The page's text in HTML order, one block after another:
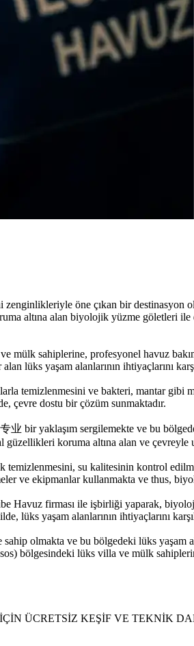
öne çıkan bir destinasyon
altına alan biyolojik yüzme göletleri ile
mülk sahiplerine, profesyonel havuz
lüks yaşam alanlarının ihtiyaçlarını
temizlenmesini ve bakteri, mantar gibi
çevre dostu bir çözüm sunmaktadır.
bir yaklaşım sergilemekte ve bu
koruma altına alan ve
su kalitesinin kontrol
ve ekipmanlar kullanmakta ve thus,
firması ile işbirliği yaparak,
lüks yaşam alanlarının ihtiyaçlarını
olmakta ve bu bölgedeki lüks yaşam
bölgesindeki lüks villa ve mülk
ÜCRETSİZ KEŞİF VE TEKNİK